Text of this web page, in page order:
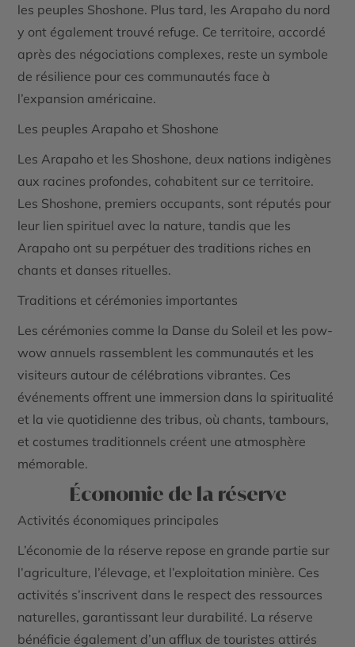
les peuples Shoshone. Plus tard, les Arapaho du nord
y ont également trouvé refuge. Ce territoire, accordé
après des négociations complexes, reste un symbole
de résilience pour ces communautés face à
l’expansion américaine.
Les peuples Arapaho et Shoshone
Les Arapaho et les Shoshone, deux nations indigènes
aux racines profondes, cohabitent sur ce territoire.
Les Shoshone, premiers occupants, sont réputés pour
leur lien spirituel avec la nature, tandis que les
Arapaho ont su perpétuer des traditions riches en
chants et danses rituelles.
Traditions et cérémonies importantes
Les cérémonies comme la Danse du Soleil et les pow-
wow annuels rassemblent les communautés et les
visiteurs autour de célébrations vibrantes. Ces
événements offrent une immersion dans la spiritualité
et la vie quotidienne des tribus, où chants, tambours,
et costumes traditionnels créent une atmosphère
mémorable.
Économie de la réserve
Activités économiques principales
L’économie de la réserve repose en grande partie sur
l’agriculture, l’élevage, et l’exploitation minière. Ces
activités s’inscrivent dans le respect des ressources
naturelles, garantissant leur durabilité. La réserve
bénéficie également d’un afflux de touristes attirés